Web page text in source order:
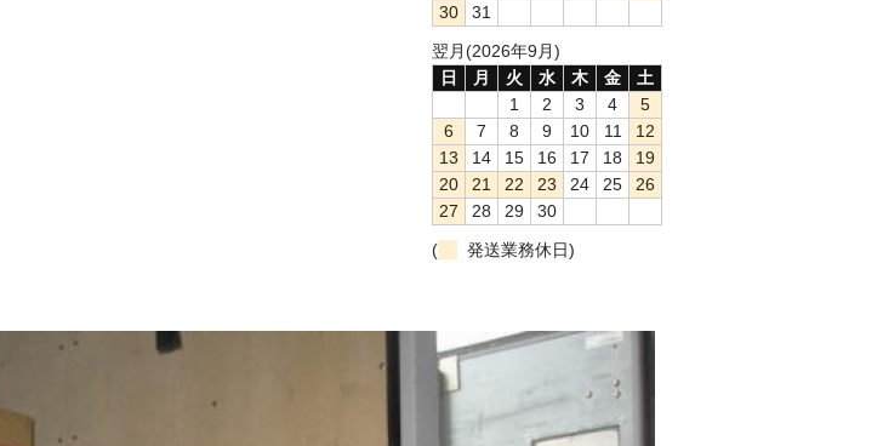
30
31
翌月(2026年9月)
日
月 火 水 木 金
土
1
2 3 4
5
6
7 8 9 10 11
12
13
14 15 16 17 18
19
20
21 22 23 24 25
26
27
28 29
30
(
発送業務休日)